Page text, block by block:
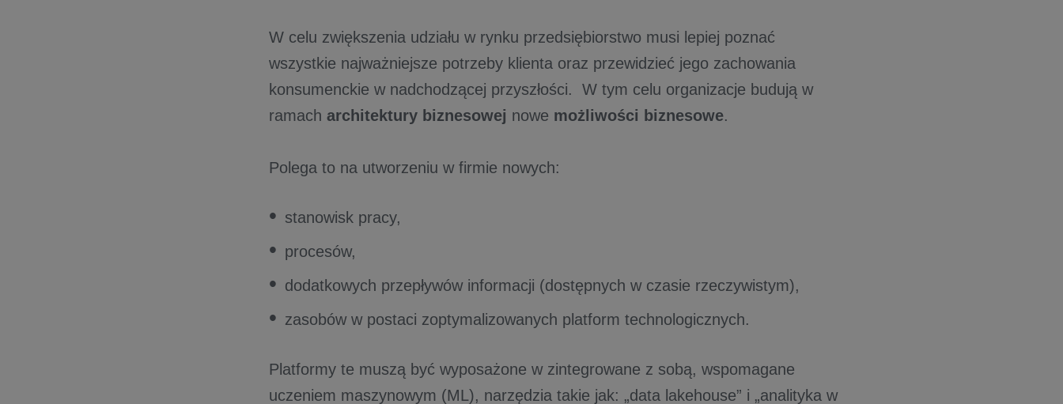
W celu zwiększenia udziału w rynku przedsiębiorstwo musi lepiej poznać
wszystkie najważniejsze potrzeby klienta oraz przewidzieć jego zachowania
konsumenckie w nadchodzącej przyszłości. W tym celu organizacje budują w
ramach architektury biznesowej nowe możliwości biznesowe.
Polega to na utworzeniu w firmie nowych:
stanowisk pracy,
procesów,
dodatkowych przepływów informacji (dostępnych w czasie rzeczywistym),
zasobów w postaci zoptymalizowanych platform technologicznych.
Platformy te muszą być wyposażone w zintegrowane z sobą, wspomagane
uczeniem maszynowym (ML), narzędzia takie jak: „data lakehouse” i „analityka w